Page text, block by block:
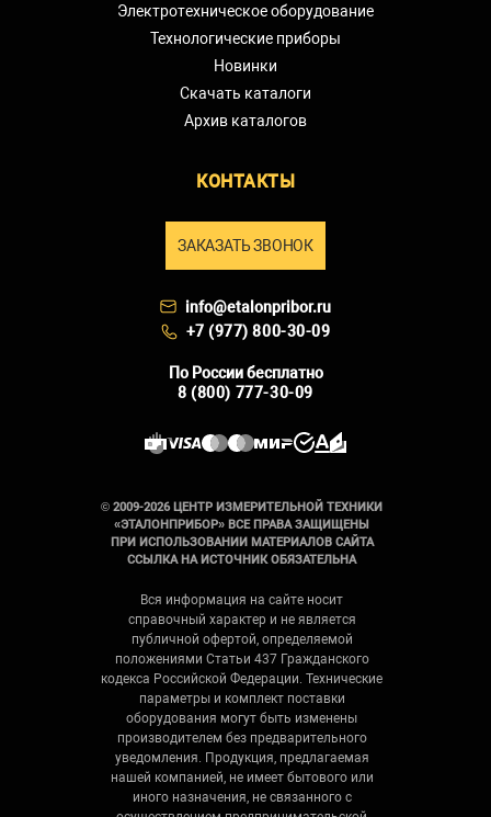
Электротехническое оборудование
Технологические приборы
Новинки
Скачать каталоги
Архив каталогов
КОНТАКТЫ
ЗАКАЗАТЬ ЗВОНОК
info@etalonpribor.ru
+7 (977) 800-30-09
По России бесплатно
8 (800) 777-30-09
© 2009-2026 ЦЕНТР ИЗМЕРИТЕЛЬНОЙ ТЕХНИКИ
«ЭТАЛОНПРИБОР» ВСЕ ПРАВА ЗАЩИЩЕНЫ
ПРИ ИСПОЛЬЗОВАНИИ МАТЕРИАЛОВ САЙТА
ССЫЛКА НА ИСТОЧНИК ОБЯЗАТЕЛЬНА
Вся информация на сайте носит
справочный характер и не является
публичной офертой, определяемой
положениями Статьи 437 Гражданского
кодекса Российской Федерации. Технические
параметры и комплект поставки
оборудования могут быть изменены
производителем без предварительного
уведомления. Продукция, предлагаемая
нашей компанией, не имеет бытового или
иного назначения, не связанного с